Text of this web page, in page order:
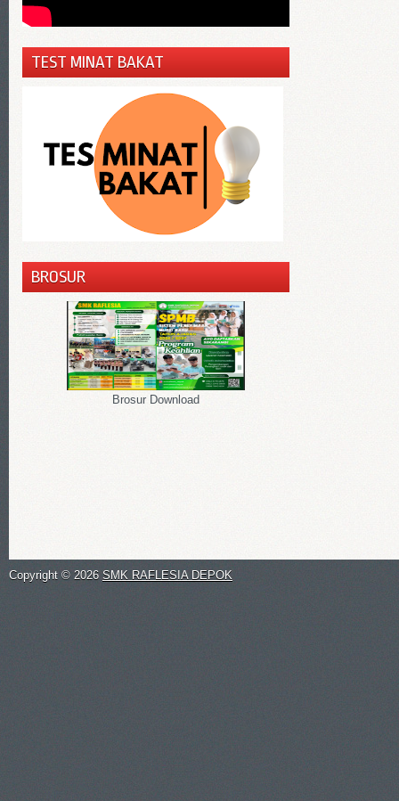
TEST MINAT BAKAT
BROSUR
Brosur Download
Copyright © 2026 SMK RAFLESIA DEPOK